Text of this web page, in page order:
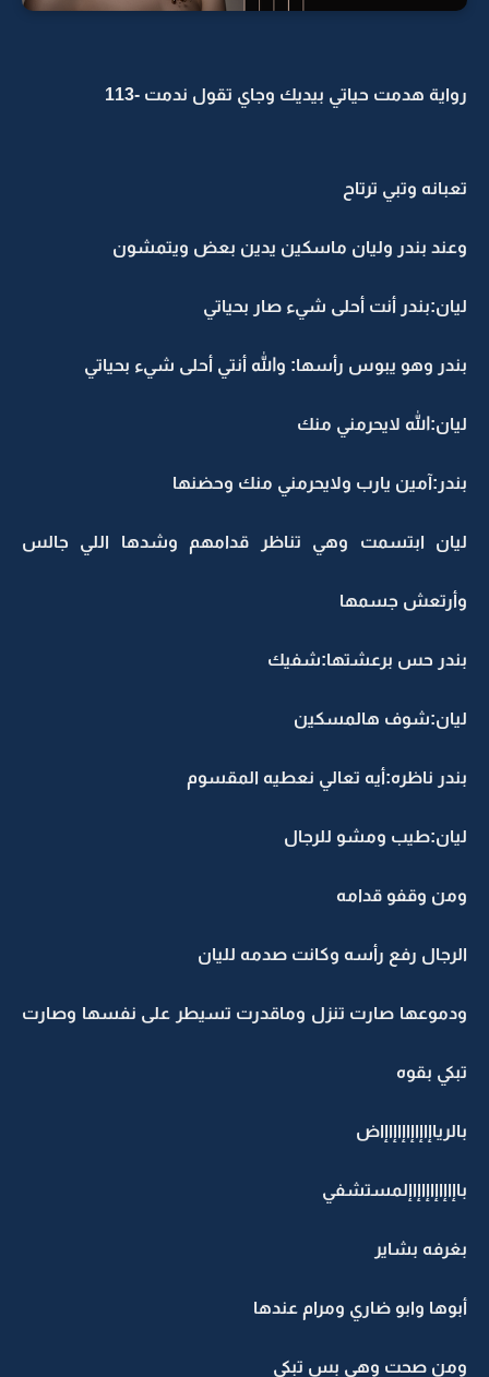
رواية هدمت حياتي بيديك وجاي تقول ندمت -113
تعبانه وتبي ترتاح
وعند بندر وليان ماسكين يدين بعض ويتمشون
ليان:بندر أنت أحلى شيء صار بحياتي
بندر وهو يبوس رأسها: والله أنتي أحلى شيء بحياتي
ليان:الله لايحرمني منك
بندر:آمين يارب ولايحرمني منك وحضنها
ليان ابتسمت وهي تناظر قدامهم وشدها اللي جالس
وأرتعش جسمها
بندر حس برعشتها:شفيك
ليان:شوف هالمسكين
بندر ناظره:أيه تعالي نعطيه المقسوم
ليان:طيب ومشو للرجال
ومن وقفو قدامه
الرجال رفع رأسه وكانت صدمه لليان
ودموعها صارت تنزل وماقدرت تسيطر على نفسها وصارت
تبكي بقوه
بالرياإاإاإاإاإاإاض
باإاإاإاإاإاإلمستشفي
بغرفه بشاير
أبوها وابو ضاري ومرام عندها
ومن صحت وهي بس تبكي